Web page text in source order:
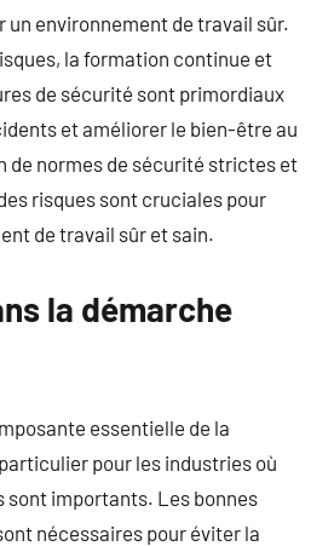
environnement de travail sûr.
la formation continue et
de sécurité sont primordiaux
et améliorer le bien-être au
de normes de sécurité strictes et
risques sont cruciales pour
de travail sûr et sain.
la démarche
essentielle de la
pour les industries où
sont importants. Les bonnes
nécessaires pour éviter la